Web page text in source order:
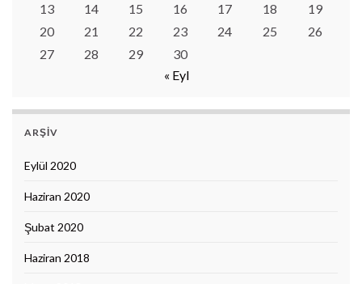
13
14 15 16 17 18
19
20
21 22 23 24 25
26
27
28 29
30
« Eyl
ARŞIV
Eylül 2020
Haziran 2020
Şubat 2020
Haziran 2018